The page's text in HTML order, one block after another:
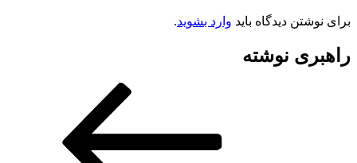
برای نوشتن دیدگاه باید وارد بشوید.
راهبری نوشته